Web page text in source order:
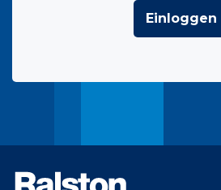
Einloggen